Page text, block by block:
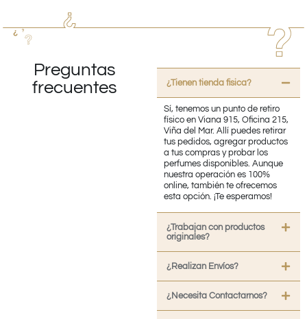
Preguntas
frecuentes
¿Tienen tienda fisica?
Sí, tenemos un punto de retiro
físico en Viana 915, Oficina 215,
Viña del Mar. Allí puedes retirar
tus pedidos, agregar productos
a tus compras y probar los
perfumes disponibles. Aunque
nuestra operación es 100%
online, también te ofrecemos
esta opción. ¡Te esperamos!
¿Trabajan con productos
originales?
¿Realizan Envíos?
¿Necesita Contactarnos?